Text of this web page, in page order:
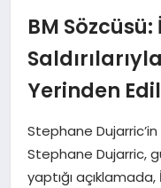
YAŞAM
SAĞLIK
EKONOMI
BM Sözcüsü:
Yerinden
Stephane Dujarric’in
Stephane Dujarric,
yaptığı